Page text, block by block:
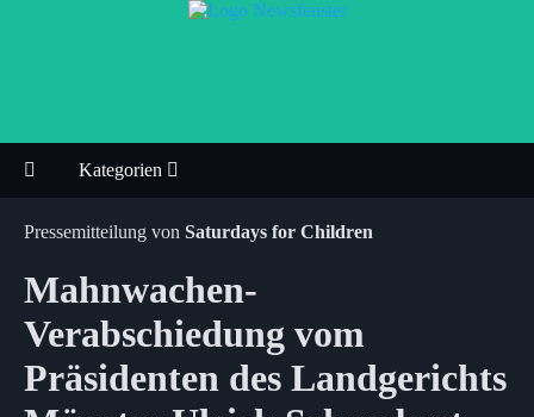
Kategorien
Pressemitteilung von Saturdays for Children
Mahnwachen-
Verabschiedung vom
Präsidenten des Landgerichts